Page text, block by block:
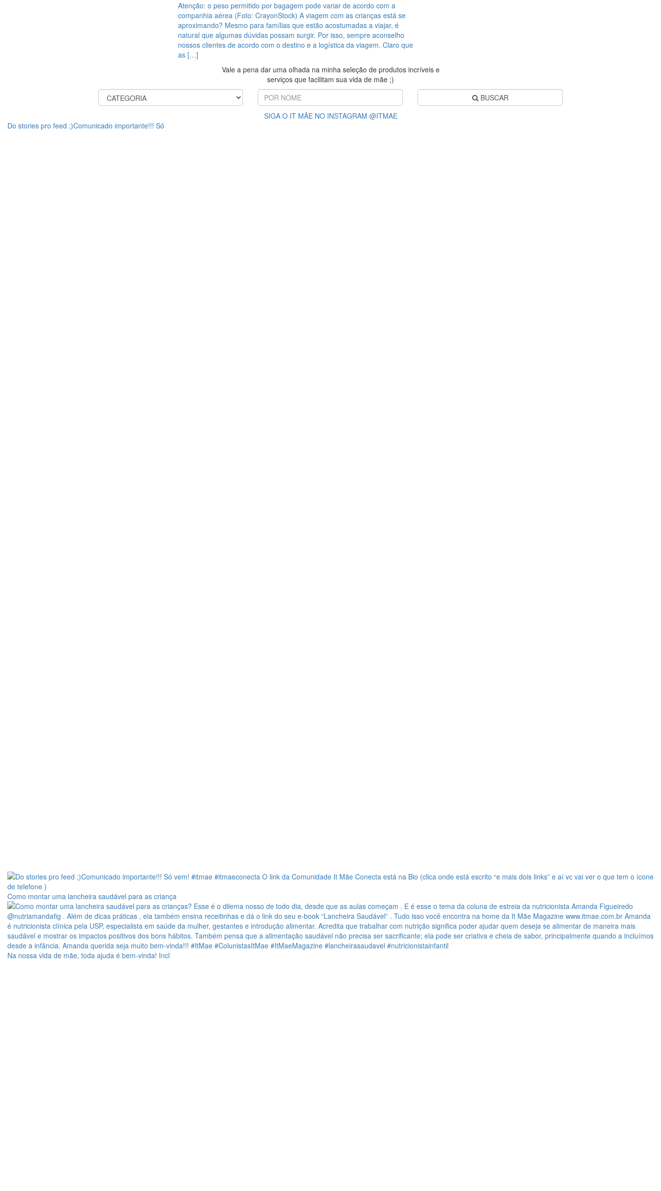
Atenção: o peso permitido por bagagem pode variar de acordo com a
companhia aérea (Foto: CrayonStock) A viagem com as crianças está se
aproximando? Mesmo para famílias que estão acostumadas a viajar, é
natural que algumas dúvidas possam surgir. Por isso, sempre aconselho
nossos clientes de acordo com o destino e a logística da viagem. Claro que
as […]
Vale a pena dar uma olhada na minha seleção de produtos incríveis e
serviços que facilitam sua vida de mãe ;)
BUSCAR
SIGA O IT MÃE NO INSTAGRAM @ITMAE
Do stories pro feed ;)Comunicado importante!!! Só
Como montar uma lancheira saudável para as criança
Na nossa vida de mãe, toda ajuda é bem-vinda! Incl